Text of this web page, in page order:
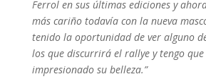
Ferrol en sus últimas ediciones y
más cariño todavía con la nueva
tenido la oportunidad de ver alguno
los que discurrirá el rallye y tengo
impresionado su belleza.”